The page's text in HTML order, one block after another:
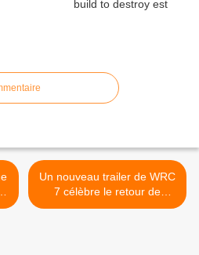
Un nouveau trailer de WRC
7 célèbre le retour de
Toyota ! >